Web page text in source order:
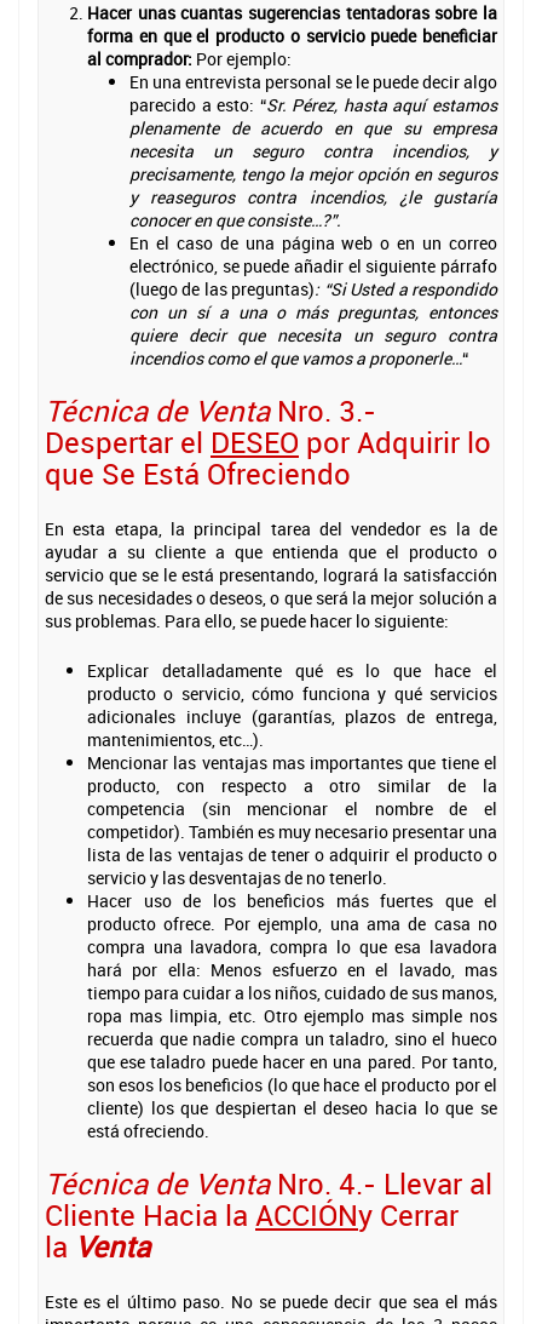
Hacer unas cuantas sugerencias tentadoras sobre la
forma en que el producto o servicio puede beneficiar
al comprador: Por ejemplo:
En una entrevista personal se le puede decir algo
parecido a esto: “Sr. Pérez, hasta aquí estamos
plenamente de acuerdo en que su empresa
necesita un seguro contra incendios, y
precisamente, tengo la mejor opción en seguros
y reaseguros contra incendios, ¿le gustaría
conocer en que consiste…?”.
En el caso de una página web o en un correo
electrónico, se puede añadir el siguiente párrafo
(luego de las preguntas): “Si Usted a respondido
con un sí a una o más preguntas, entonces
quiere decir que necesita un seguro contra
incendios como el que vamos a proponerle…“
Técnica de VentaNro. 3.-
Despertar el DESEO por Adquirir lo
que Se Está Ofreciendo
En esta etapa, la principal tarea del vendedor es la de
ayudar a su cliente a que entienda que el producto o
servicio que se le está presentando, logrará la satisfacción
de sus necesidades o deseos, o que será la mejor solución a
sus problemas. Para ello, se puede hacer lo siguiente:
Explicar detalladamente qué es lo que hace el
producto o servicio, cómo funciona y qué servicios
adicionales incluye (garantías, plazos de entrega,
mantenimientos, etc…).
Mencionar las ventajas mas importantes que tiene el
producto, con respecto a otro similar de la
competencia (sin mencionar el nombre de el
competidor). También es muy necesario presentar una
lista de las ventajas de tener o adquirir el producto o
servicio y las desventajas de no tenerlo.
Hacer uso de los beneficios más fuertes que el
producto ofrece. Por ejemplo, una ama de casa no
compra una lavadora, compra lo que esa lavadora
hará por ella: Menos esfuerzo en el lavado, mas
tiempo para cuidar a los niños, cuidado de sus manos,
ropa mas limpia, etc. Otro ejemplo mas simple nos
recuerda que nadie compra un taladro, sino el hueco
que ese taladro puede hacer en una pared. Por tanto,
son esos los beneficios (lo que hace el producto por el
cliente) los que despiertan el deseo hacia lo que se
está ofreciendo.
Técnica de VentaNro. 4.- Llevar al
Cliente Hacia la ACCIÓNy Cerrar
la Venta
Este es el último paso. No se puede decir que sea el más